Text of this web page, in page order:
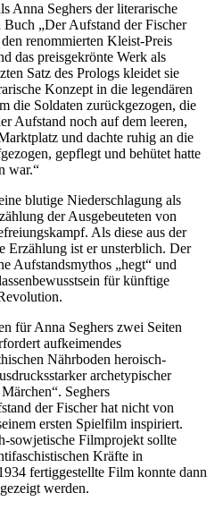
Anna Seghers der literarische
„Der Aufstand der Fischer
renommierten Kleist-Preis
das preisgekrönte Werk als
Satz des Prologs kleidet sie
Konzept in die legendären
die Soldaten zurückgezogen, die
Aufstand noch auf dem leeren,
und dachte ruhig an die
gepflegt und behütet hatte
war.“
blutige Niederschlagung als
der Ausgebeuteten von
Als diese aus der
Erzählung ist er unsterblich. Der
Aufstandsmythos „hegt“ und
für künftige
für Anna Seghers zwei Seiten
aufkeimendes
Nährboden heroisch-
archetypischer
Seghers
der Fischer hat nicht von
ersten Spielfilm inspiriert.
sowjetische Filmprojekt sollte
Kräfte in
fertiggestellte Film konnte dann
werden.